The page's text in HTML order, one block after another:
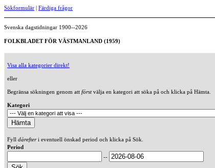
Sökformulär | Färdiga frågor
Svenska dagstidningar 1900--2026
FOLKBLADET FÖR VÄSTMANLAND (1959)
Visa alla kategorier direkt!
eller
Begränsa sökningen genom att förstvälja en kategori att söka på och klicka på Hämta.
Kategori
Fyll därefteri eventuell önskad period och klicka på Sök.
Period
--